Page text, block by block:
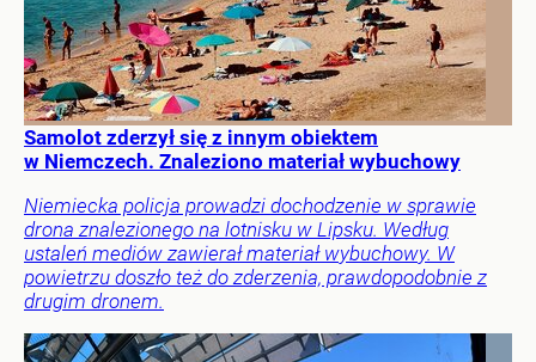
Samolot zderzył się z innym obiektem
w Niemczech. Znaleziono materiał wybuchowy
Niemiecka policja prowadzi dochodzenie w sprawie
drona znalezionego na lotnisku w Lipsku. Według
ustaleń mediów zawierał materiał wybuchowy. W
powietrzu doszło też do zderzenia, prawdopodobnie z
drugim dronem.